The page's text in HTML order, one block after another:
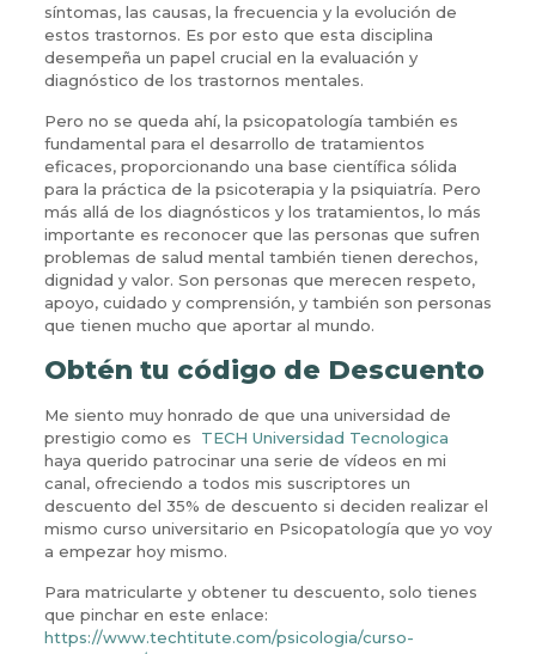
síntomas, las causas, la frecuencia y la evolución de
estos trastornos. Es por esto que esta disciplina
desempeña un papel crucial en la evaluación y
diagnóstico de los trastornos mentales.
Pero no se queda ahí, la psicopatología también es
fundamental para el desarrollo de tratamientos
eficaces, proporcionando una base científica sólida
para la práctica de la psicoterapia y la psiquiatría. Pero
más allá de los diagnósticos y los tratamientos, lo más
importante es reconocer que las personas que sufren
problemas de salud mental también tienen derechos,
dignidad y valor. Son personas que merecen respeto,
apoyo, cuidado y comprensión, y también son personas
que tienen mucho que aportar al mundo.
Obtén tu código de Descuento
Me siento muy honrado de que una universidad de
prestigio como es
TECH Universidad Tecnologica
haya querido patrocinar una serie de vídeos en mi
canal, ofreciendo a todos mis suscriptores un
descuento del 35% de descuento si deciden realizar el
mismo curso universitario en Psicopatología que yo voy
a empezar hoy mismo.
Para matricularte y obtener tu descuento, solo tienes
que pinchar en este enlace:
https://www.techtitute.com/psicologia/curso-